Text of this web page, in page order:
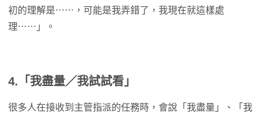
初的理解是⋯⋯，可能是我弄錯了，我現在就這樣處
理⋯⋯」。
4.「我盡量／我試試看」
很多人在接收到主管指派的任務時，會說「我盡量」、「我